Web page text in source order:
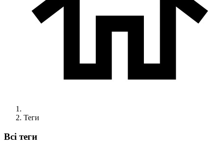
Теги
Всі теги